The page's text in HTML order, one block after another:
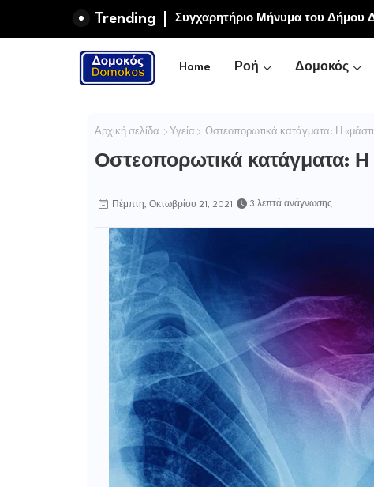
Trending Συγχαρητήριο Μήνυμα του Δήμου
Home Ροή Δομοκός
Αρχική σελίδα Υγεία Οστεοπορωτικά κατάγματα: Η
Οστεοπορωτικά κατάγματα: Η
Πέμπτη, Οκτωβρίου 21, 2021 3 λεπτά ανάγνωσης